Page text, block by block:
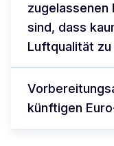
zugelassenen
sind, dass
Luftqualität
künftigen